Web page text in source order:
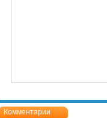
Комментарии